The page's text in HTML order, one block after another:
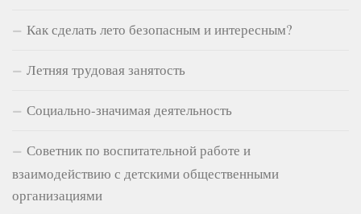
Как сделать лето безопасным и интересным?
Летняя трудовая занятость
Социально-значимая деятельность
Советник по воспитательной работе и
взаимодействию с детскими общественными
организациями